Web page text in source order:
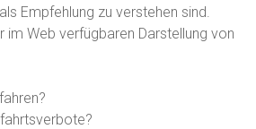
Empfehlung zu verstehen sind.
im Web verfügbaren Darstellung von